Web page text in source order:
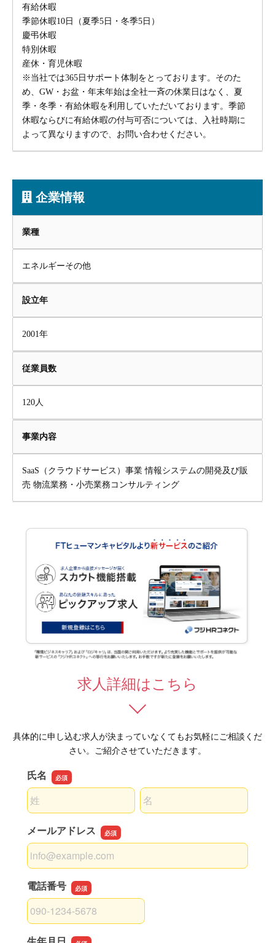
有給休暇
季節休暇10日（夏季5日・冬季5日）
慶弔休暇
特別休暇
産休・育児休暇
※当社では365日サポート体制をとっております。そのた
め、GW・お盆・年末年始は全社一斉の休業日はなく、夏
季・冬季・有給休暇を利用していただいております。季節
休暇ならびに有給休暇の付与可否については、入社時期に
よって異なりますので、お問い合わせください。
企業情報
業種
エネルギーその他
設立年
2001年
従業員数
120人
事業内容
SaaS（クラウドサービス）事業 情報システムの開発及び販
売 物流業務・小売業務コンサルティング
求人詳細はこちら
具体的に申し込む求人が決まっていなくてもお気軽にご相談くだ
さい。ご紹介させていただきます。